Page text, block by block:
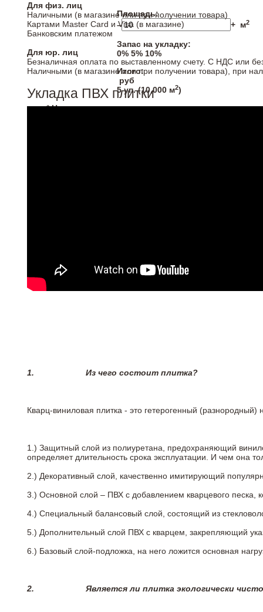
Площадь:
–
+ м2
Запас на укладку:
0% 5% 10%
Итого:
руб
5уп. (10,000 м2)
* Напольные покрытия продаются кратно
Для физ. лиц
Наличными (в магазине или при получении товара)
Картами Master Card и Visa (в магазине)
Банковским платежом
Для юр. лиц
Безналичная оплата по выставленному счету. С НДС или
Наличными (в магазине или при получении товара), при
Укладка ПВХ плитки
1. Из чего состоит плитка?
Кварц-виниловая плитка - это гетерогенный
1.) Защитный слой из полиуретана, предохраняющий
определяет длительность срока эксплуатации. И чем она
2.) Декоративный слой, качественно имитирующий
3.) Основной слой – ПВХ с добавлением кварцевого песка,
4.) Специальный балансовый слой, состоящий из
5.) Дополнительный слой ПВХ с кварцем, закрепляющий
6.) Базовый слой-подложка, на него ложится основная
2. Является ли плитка экологически